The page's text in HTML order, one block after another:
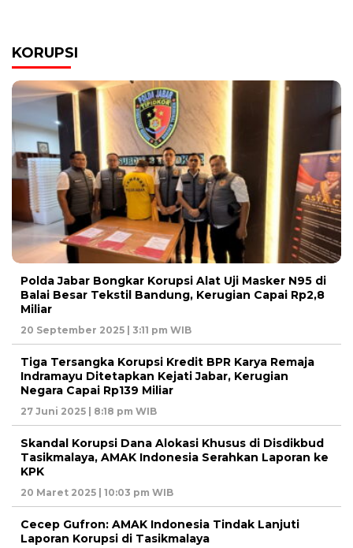
KORUPSI
Polda Jabar Bongkar Korupsi Alat Uji Masker N95 di
Balai Besar Tekstil Bandung, Kerugian Capai Rp2,8
Miliar
20 September 2025 | 3:11 pm WIB
Tiga Tersangka Korupsi Kredit BPR Karya Remaja
Indramayu Ditetapkan Kejati Jabar, Kerugian
Negara Capai Rp139 Miliar
27 Juni 2025 | 8:18 pm WIB
Skandal Korupsi Dana Alokasi Khusus di Disdikbud
Tasikmalaya, AMAK Indonesia Serahkan Laporan ke
KPK
20 Maret 2025 | 10:03 pm WIB
Cecep Gufron: AMAK Indonesia Tindak Lanjuti
Laporan Korupsi di Tasikmalaya